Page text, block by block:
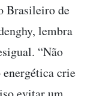
Brasileiro de
lembra
“Não
crie